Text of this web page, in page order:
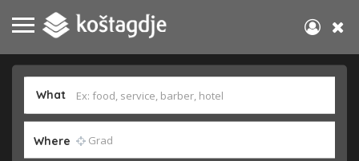
What
Where